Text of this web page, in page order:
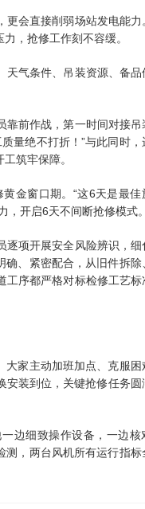
更会直接削弱场站发电能力
，抢修工作刻不容缓。
天气条件、吊装资源、备品
靠前作战，第一时间对接吊
量绝不打折！”与此同时，
筑牢保障。
金窗口期。“这6天是最佳
开启6天不间断抢修模式。
逐项开展安全风险辨识，细
确、紧密配合，从旧件拆除
工序都严格对标检修工艺标
家主动加班加点、克服困
安装到位，关键抢修任务圆
边细致操作设备，一边核
测，两台风机所有运行指标